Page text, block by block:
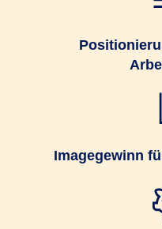
Imagegewinn